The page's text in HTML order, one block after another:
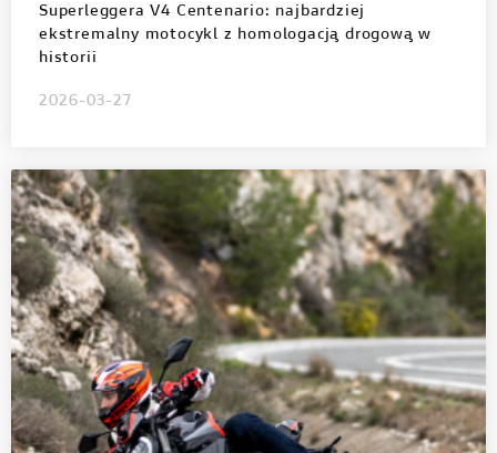
Superleggera V4 Centenario: najbardziej
ekstremalny motocykl z homologacją drogową w
historii
2026-03-27